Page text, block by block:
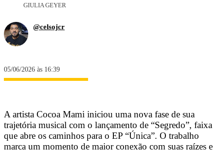
GIULIA GEYER
@celsojcr
05/06/2026 às 16:39
A artista Cocoa Mami iniciou uma nova fase de sua
trajetória musical com o lançamento de “Segredo”, faixa
que abre os caminhos para o EP “Única”. O trabalho
marca um momento de maior conexão com suas raízes e